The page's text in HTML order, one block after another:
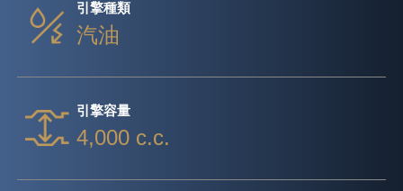
引擎種類
汽油
引擎容量
4,000 c.c.